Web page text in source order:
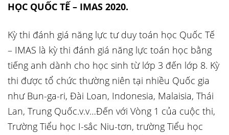
HỌC QUỐC TẾ – IMAS 2020.
Kỳ thi đánh giá năng lực tư duy toán học Quốc Tế
– IMAS là kỳ thi đánh giá năng lực toán học bằng
tiếng anh dành cho học sinh từ lớp 3 đến lớp 8. Kỳ
thi được tổ chức thường niên tại nhiều Quốc gia
như Bun-ga-ri, Đài Loan, Indonesia, Malaisia, Thái
Lan, Trung Quốc.v.v…Đến với Vòng 1 của cuộc thi,
Trường Tiểu học I-sắc Niu-tơn, trường Tiểu học